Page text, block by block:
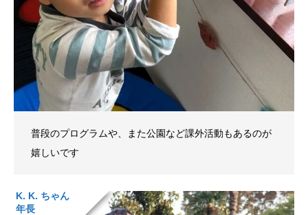
普段のプログラムや、また公園など課外活動もあるのが
嬉しいです
K. K. ちゃん
年長